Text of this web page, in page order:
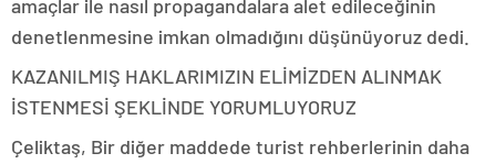
amaçlar ile nasıl propagandalara alet edileceğinin
denetlenmesine imkan olmadığını düşünüyoruz dedi.
KAZANILMIŞ HAKLARIMIZIN ELİMİZDEN ALINMAK
İSTENMESİ ŞEKLİNDE YORUMLUYORUZ
Çeliktaş, Bir diğer maddede turist rehberlerinin daha